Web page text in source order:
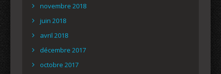
novembre 2018
juin 2018
avril 2018
décembre 2017
octobre 2017